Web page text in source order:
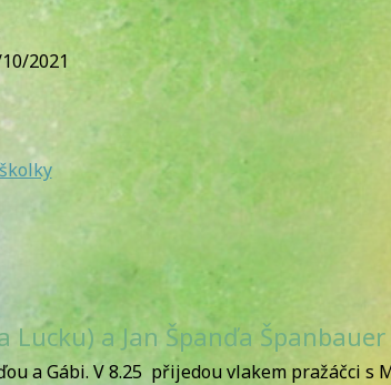
2021
Lucku) a Jan Španďa Španbauer
a Gábi. V 8.25 přijedou vlakem pražáčci s